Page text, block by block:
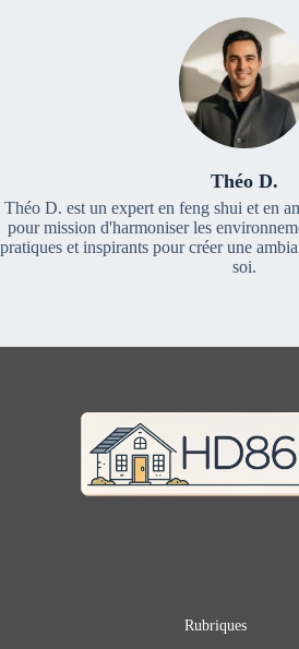
Théo D.
Théo D. est un expert en feng shui et en
pour mission d'harmoniser les
pratiques et inspirants pour créer une
soi.
Rubriques